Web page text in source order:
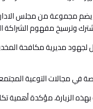
وترسيخ مفهوم
لجهود مديرية مكافحة
في مجالات التوعية
الزيارة، مؤكدة